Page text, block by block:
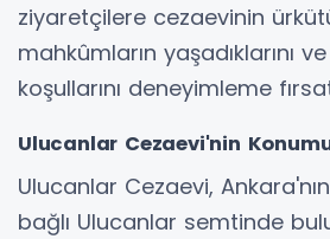
ziyaretçilere cezaevinin
mahkûmların yaşadıklarını
koşullarını deneyimleme
Ulucanlar Cezaevi'nin
Ulucanlar Cezaevi,
bağlı Ulucanlar semtinde